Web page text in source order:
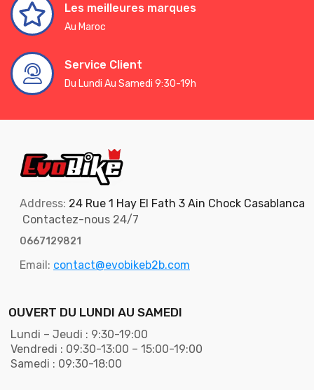
Les meilleures marques
Au Maroc
Service Client
Du Lundi Au Samedi 9:30-19h
Address: 24 Rue 1 Hay El Fath 3 Ain Chock Casablanca
Contactez-nous 24/7
0667129821
Email: contact@evobikeb2b.com
OUVERT DU LUNDI AU SAMEDI
Lundi – Jeudi : 9:30-19:00
Vendredi : 09:30-13:00 – 15:00-19:00
Samedi : 09:30-18:00